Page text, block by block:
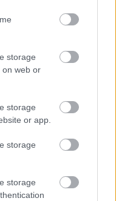
storage
on web or
storage
or app.
storage
storage
múltját kereső zsidó
a csodarabbi sírja
már nagyon
az
a régieket, és
őket. A zsidók
A második
sokan a
értéktárgyait,